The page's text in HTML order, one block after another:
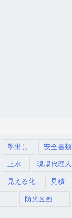
墨出し 安全書類
止水 現場代理人
見える化 見積
防火区画